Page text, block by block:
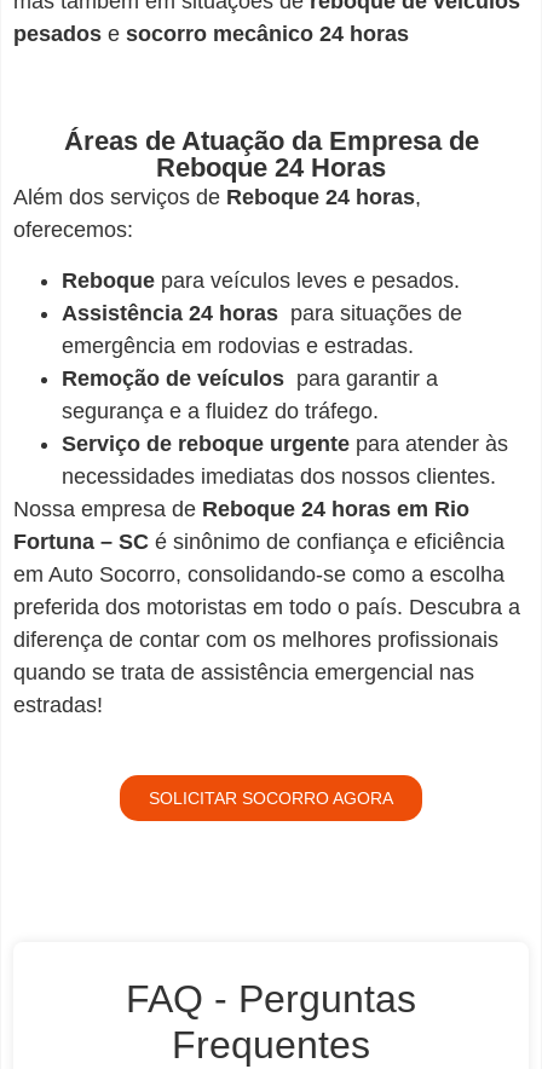
pesados e socorro mecânico 24 horas
Áreas de Atuação da Empresa de
Reboque 24 Horas
Além dos serviços de Reboque 24 horas,
oferecemos:
Reboque para veículos leves e pesados.
Assistência 24 horas para situações de
emergência em rodovias e estradas.
Remoção de veículos para garantir a
segurança e a fluidez do tráfego.
Serviço de reboque urgente para atender às
necessidades imediatas dos nossos clientes.
Nossa empresa de Reboque 24 horas em Rio
Fortuna – SC é sinônimo de confiança e eficiência
em Auto Socorro, consolidando-se como a escolha
preferida dos motoristas em todo o país. Descubra a
diferença de contar com os melhores profissionais
quando se trata de assistência emergencial nas
estradas!
SOLICITAR SOCORRO AGORA
FAQ - Perguntas
Frequentes